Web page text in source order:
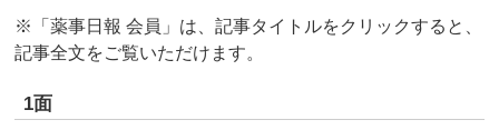
※「薬事日報 会員」は、記事タイトルをクリックすると、
記事全文をご覧いただけます。
1面